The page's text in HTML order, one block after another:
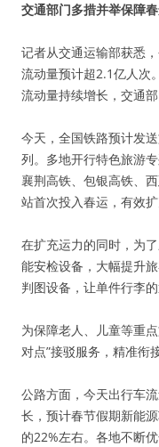
交通部门多措并举保障
记者从交通运输部获悉
流动量预计超2.1亿人次
流动量持续增长，交通
今天，全国铁路预计发
列。多地开行特色旅游
襄荆高铁、包银高铁、
站首次投入春运，有效扩
在扩充运力的同时，为
能安检设备，大幅提升
判图设备，让单件行李
为保障老人、儿童等重
对点”接驳服务，精准衔
公路方面，今天出行车
长，预计春节假期新能
的22%左右。各地不断